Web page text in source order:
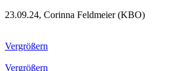
23.09.24, Corinna Feldmeier (KBO)
Vergrößern
Vergrößern